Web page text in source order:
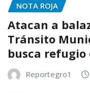
NOTA ROJA
Atacan a
Tránsito
busca
Reportegro1